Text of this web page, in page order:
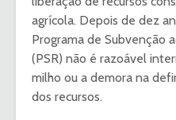
agrícola. Depois de dez
Programa de Subvenção
(PSR) não é razoável
milho ou a demora na
dos recursos.